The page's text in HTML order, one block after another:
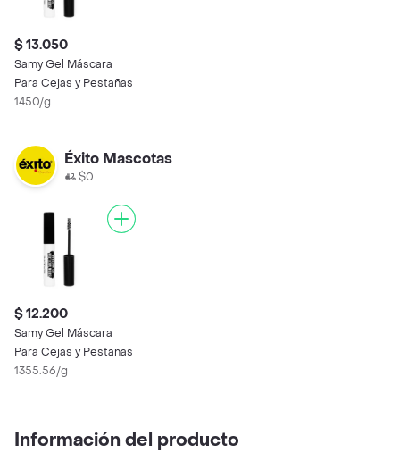
$ 13.050
Samy Gel Máscara
Para Cejas y Pestañas
1450/g
Éxito Mascotas
$0
$ 12.200
Samy Gel Máscara
Para Cejas y Pestañas
1355.56/g
Información del producto